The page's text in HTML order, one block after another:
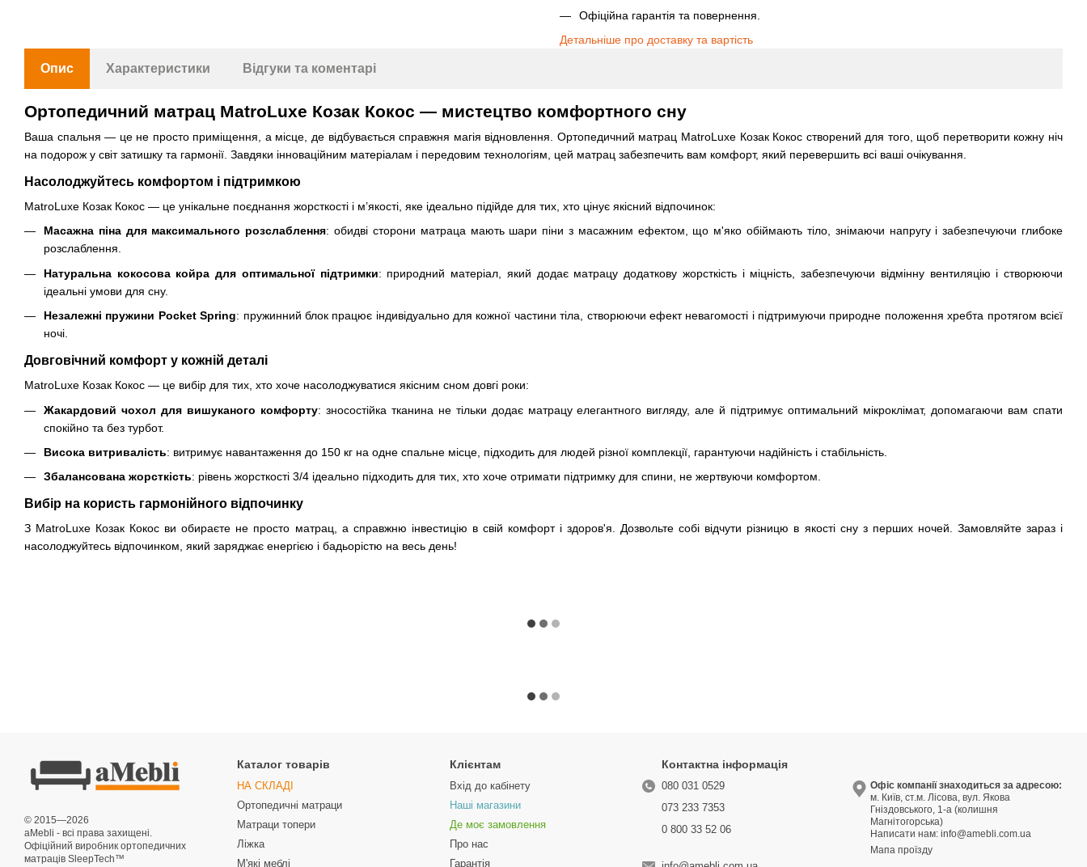
Офіційна гарантія та повернення.
Детальніше про доставку та вартість
Опис Характеристики Відгуки та коментарі
Ортопедичний матрац MatroLuxe Козак Кокос — мистецтво комфортного сну
Ваша спальня — це не просто приміщення, а місце, де відбувається справжня магія відновлення. Ортопедичний матрац MatroLuxe Козак Кокос створений для того, щоб перетворити кожну ніч
на подорож у світ затишку та гармонії. Завдяки інноваційним матеріалам і передовим технологіям, цей матрац забезпечить вам комфорт, який перевершить всі ваші очікування.
Насолоджуйтесь комфортом і підтримкою
MatroLuxe Козак Кокос — це унікальне поєднання жорсткості і м’якості, яке ідеально підійде для тих, хто цінує якісний відпочинок:
Масажна піна для максимального розслаблення: обидві сторони матраца мають шари піни з масажним ефектом, що м'яко обіймають тіло, знімаючи напругу і забезпечуючи глибоке
розслаблення.
Натуральна кокосова койра для оптимальної підтримки: природний матеріал, який додає матрацу додаткову жорсткість і міцність, забезпечуючи відмінну вентиляцію і створюючи
ідеальні умови для сну.
Незалежні пружини Pocket Spring: пружинний блок працює індивідуально для кожної частини тіла, створюючи ефект невагомості і підтримуючи природне положення хребта протягом всієї
ночі.
Довговічний комфорт у кожній деталі
MatroLuxe Козак Кокос — це вибір для тих, хто хоче насолоджуватися якісним сном довгі роки:
Жакардовий чохол для вишуканого комфорту: зносостійка тканина не тільки додає матрацу елегантного вигляду, але й підтримує оптимальний мікроклімат, допомагаючи вам спати
спокійно та без турбот.
Висока витривалість: витримує навантаження до 150 кг на одне спальне місце, підходить для людей різної комплекції, гарантуючи надійність і стабільність.
Збалансована жорсткість: рівень жорсткості 3/4 ідеально підходить для тих, хто хоче отримати підтримку для спини, не жертвуючи комфортом.
Вибір на користь гармонійного відпочинку
З MatroLuxe Козак Кокос ви обираєте не просто матрац, а справжню інвестицію в свій комфорт і здоров'я. Дозвольте собі відчути різницю в якості сну з перших ночей. Замовляйте зараз і
насолоджуйтесь відпочинком, який заряджає енергією і бадьорістю на весь день!
© 2015—2026
aMebli - всі права захищені.
Офіційний виробник ортопедичних
матраців SleepTech™
Каталог товарів
НА СКЛАДІ
Ортопедичні матраци
Матраци топери
Ліжка
М'які меблі
Клієнтам
Вхід до кабінету
Наші магазини
Де моє замовлення
Про нас
Гарантія
Контактна інформація
080 031 0529
073 233 7353
0 800 33 52 06
Офіс компанії знаходиться за адресою:
м. Київ, ст.м. Лісова, вул. Якова
Гніздовського, 1-а (колишня
Магнітогорська)
Написати нам:info@amebli.com.ua
Мапа проїзду